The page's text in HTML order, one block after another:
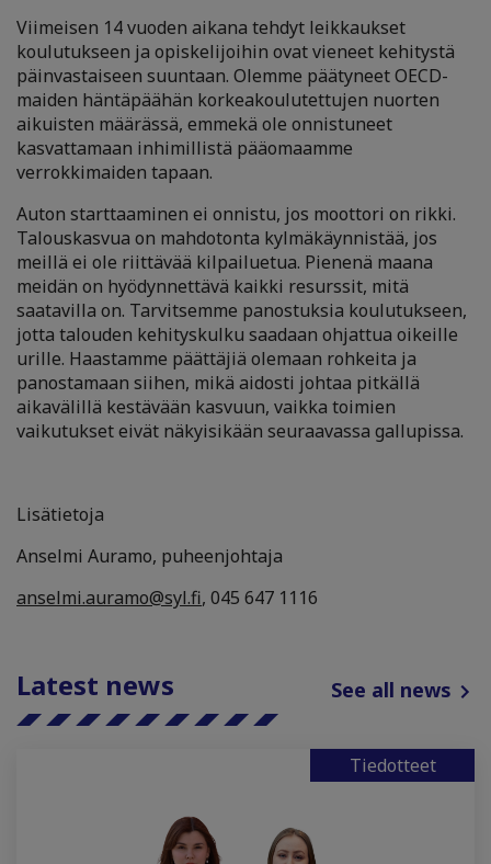
Viimeisen 14 vuoden aikana tehdyt leikkaukset
koulutukseen ja opiskelijoihin ovat vieneet kehitystä
päinvastaiseen suuntaan. Olemme päätyneet OECD-
maiden häntäpäähän korkeakoulutettujen nuorten
aikuisten määrässä, emmekä ole onnistuneet
kasvattamaan inhimillistä pääomaamme
verrokkimaiden tapaan.
Auton starttaaminen ei onnistu, jos moottori on rikki.
Talouskasvua on mahdotonta kylmäkäynnistää, jos
meillä ei ole riittävää kilpailuetua. Pienenä maana
meidän on hyödynnettävä kaikki resurssit, mitä
saatavilla on. Tarvitsemme panostuksia koulutukseen,
jotta talouden kehityskulku saadaan ohjattua oikeille
urille. Haastamme päättäjiä olemaan rohkeita ja
panostamaan siihen, mikä aidosti johtaa pitkällä
aikavälillä kestävään kasvuun, vaikka toimien
vaikutukset eivät näkyisikään seuraavassa gallupissa.
Lisätietoja
Anselmi Auramo, puheenjohtaja
anselmi.auramo@syl.fi, 045 647 1116
Latest news See all news
Tiedotteet